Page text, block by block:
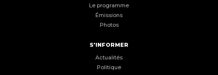
Le programme
Émissions
Photos
S'INFORMER
Actualités
Politique